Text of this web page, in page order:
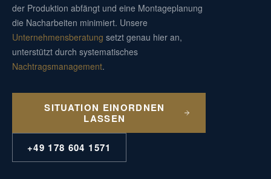
der Produktion abfängt und eine Montageplanung
die Nacharbeiten minimiert. Unsere
Unternehmensberatung setzt genau hier an,
unterstützt durch systematisches
Nachtragsmanagement.
SITUATION EINORDNEN
LASSEN
+49 178 604 1571